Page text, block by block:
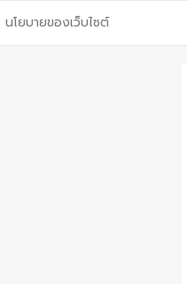
นโยบายของเว็บไซต์